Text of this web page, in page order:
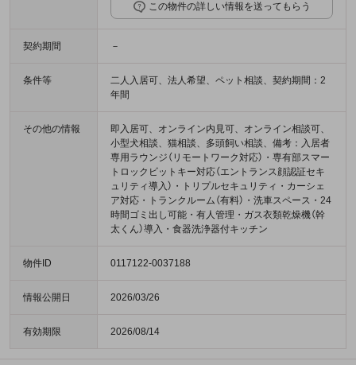
この物件の詳しい情報を送ってもらう
契約期間 －
条件等
二人入居可、法人希望、ペット相談、契約期間：2
年間
その他の情報
即入居可、オンライン内見可、オンライン相談可、
小型犬相談、猫相談、多頭飼い相談、備考：入居者
専用ラウンジ（リモートワーク対応）・専有部スマー
トロックビットキー対応（エントランス顔認証セキ
ュリティ導入）・トリプルセキュリティ・カーシェ
ア対応・トランクルーム（有料）・洗車スペース・24
時間ゴミ出し可能・有人管理・ガス衣類乾燥機（幹
太くん）導入・食器洗浄器付キッチン
物件ID 0117122-0037188
情報公開日 2026/03/26
有効期限 2026/08/14